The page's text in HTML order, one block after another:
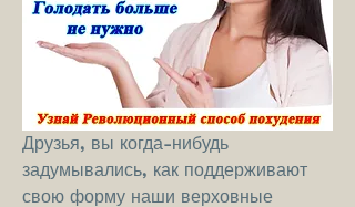
Друзья, вы когда-нибудь
задумывались, как поддерживают
свою форму наши верховные